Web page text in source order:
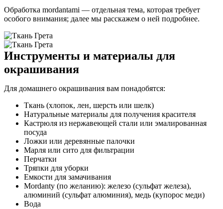
Обработка mordantami — отдельная тема, которая требует
особого внимания; далее мы расскажем о ней подробнее.
Инструменты и материалы для
окрашивания
Для домашнего окрашивания вам понадобятся:
Ткань (хлопок, лен, шерсть или шелк)
Натуральные материалы для получения красителя
Кастрюля из нержавеющей стали или эмалированная
посуда
Ложки или деревянные палочки
Марля или сито для фильтрации
Перчатки
Тряпки для уборки
Емкости для замачивания
Mordanty (по желанию): железо (сульфат железа),
алюминий (сульфат алюминия), медь (купорос меди)
Вода